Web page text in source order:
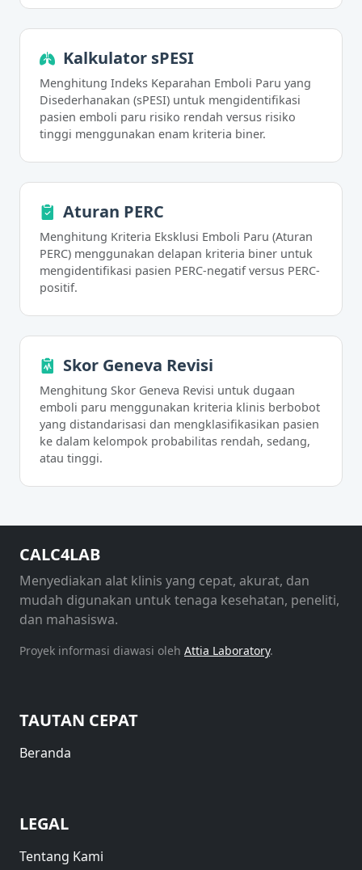
Kalkulator sPESI
Menghitung Indeks Keparahan Emboli Paru yang
Disederhanakan (sPESI) untuk mengidentifikasi
pasien emboli paru risiko rendah versus risiko
tinggi menggunakan enam kriteria biner.
Aturan PERC
Menghitung Kriteria Eksklusi Emboli Paru (Aturan
PERC) menggunakan delapan kriteria biner untuk
mengidentifikasi pasien PERC-negatif versus PERC-
positif.
Skor Geneva Revisi
Menghitung Skor Geneva Revisi untuk dugaan
emboli paru menggunakan kriteria klinis berbobot
yang distandarisasi dan mengklasifikasikan pasien
ke dalam kelompok probabilitas rendah, sedang,
atau tinggi.
CALC4LAB
Menyediakan alat klinis yang cepat, akurat, dan
mudah digunakan untuk tenaga kesehatan, peneliti,
dan mahasiswa.
Proyek informasi diawasi oleh Attia Laboratory.
TAUTAN CEPAT
Beranda
LEGAL
Tentang Kami